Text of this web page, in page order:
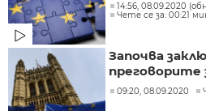
14:56, 08.09.2020
Чете се за: 00:21
Започва
преговорите
09:20, 08.09.2020